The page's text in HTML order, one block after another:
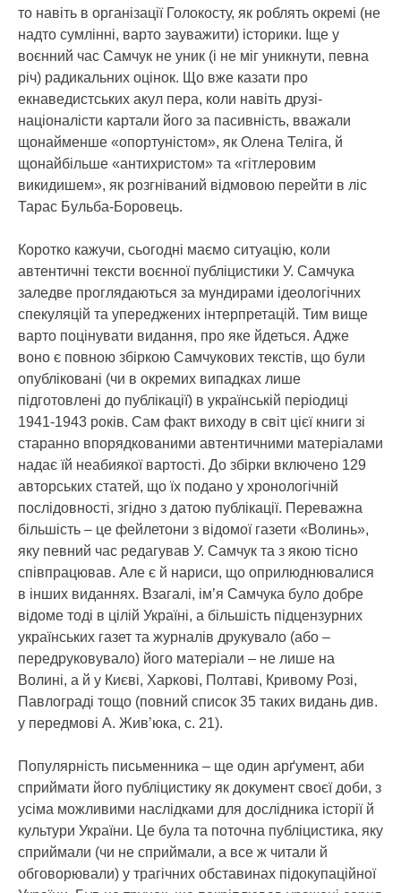
то навіть в організації Голокосту, як роблять окремі (не
надто сумлінні, варто зауважити) історики. Іще у
воєнний час Самчук не уник (і не міг уникнути, певна
річ) радикальних оцінок. Що вже казати про
екнаведистських акул пера, коли навіть друзі-
націоналісти картали його за пасивність, вважали
щонайменше «опортуністом», як Олена Теліга, й
щонайбільше «антихристом» та «гітлеровим
викидишем», як розгніваний відмовою перейти в ліс
Тарас Бульба-Боровець.
Коротко кажучи, сьогодні маємо ситуацію, коли
автентичні тексти воєнної публіцистики У. Самчука
заледве проглядаються за мундирами ідеологічних
спекуляцій та упереджених інтерпретацій. Тим вище
варто поцінувати видання, про яке йдеться. Адже
воно є повною збіркою Самчукових текстів, що були
опубліковані (чи в окремих випадках лише
підготовлені до публікації) в українській періодиці
1941-1943 років. Сам факт виходу в світ цієї книги зі
старанно впорядкованими автентичними матеріалами
надає їй неабиякої вартості. До збірки включено 129
авторських статей, що їх подано у хронологічній
послідовності, згідно з датою публікації. Переважна
більшість – це фейлетони з відомої газети «Волинь»,
яку певний час редагував У. Самчук та з якою тісно
співпрацював. Але є й нариси, що оприлюднювалися
в інших виданнях. Взагалі, ім’я Самчука було добре
відоме тоді в цілій Україні, а більшість підцензурних
українських газет та журналів друкувало (або –
передруковувало) його матеріали – не лише на
Волині, а й у Києві, Харкові, Полтаві, Кривому Розі,
Павлограді тощо (повний список 35 таких видань див.
у передмові А. Жив’юка, с. 21).
Популярність письменника – ще один арґумент, аби
сприймати його публіцистику як документ своєї доби, з
усіма можливими наслідками для дослідника історії й
культури України. Це була та поточна публіцистика, яку
сприймали (чи не сприймали, а все ж читали й
обговорювали) у трагічних обставинах підокупаційної